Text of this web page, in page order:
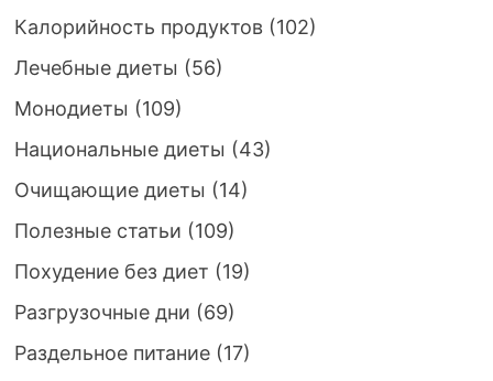
Калорийность продуктов(102)
Лечебные диеты (56)
Монодиеты (109)
Национальные диеты (43)
Очищающие диеты (14)
Полезные статьи (109)
Похудение без диет (19)
Разгрузочные дни (69)
Раздельное питание(17)